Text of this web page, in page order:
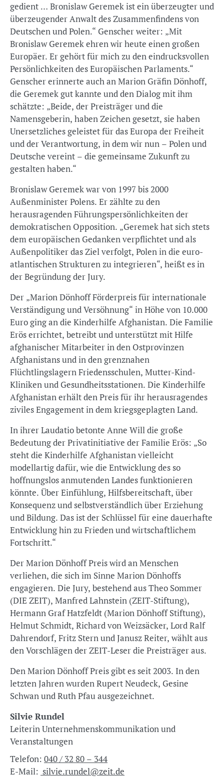
gedient … Bronislaw Geremek ist ein überzeugter und
überzeugender Anwalt des Zusammenfindens von
Deutschen und Polen.“ Genscher weiter: „Mit
Bronislaw Geremek ehren wir heute einen großen
Europäer. Er gehört für mich zu den eindrucksvollen
Persönlichkeiten des Europäischen Parlaments.“
Genscher erinnerte auch an Marion Gräfin Dönhoff,
die Geremek gut kannte und den Dialog mit ihm
schätzte: „Beide, der Preisträger und die
Namensgeberin, haben Zeichen gesetzt, sie haben
Unersetzliches geleistet für das Europa der Freiheit
und der Verantwortung, in dem wir nun – Polen und
Deutsche vereint – die gemeinsame Zukunft zu
gestalten haben.“
Bronislaw Geremek war von 1997 bis 2000
Außenminister Polens. Er zählte zu den
herausragenden Führungspersönlichkeiten der
demokratischen Opposition. „Geremek hat sich stets
dem europäischen Gedanken verpflichtet und als
Außenpolitiker das Ziel verfolgt, Polen in die euro-
atlantischen Strukturen zu integrieren“, heißt es in
der Begründung der Jury.
Der „Marion Dönhoff Förderpreis für internationale
Verständigung und Versöhnung“ in Höhe von 10.000
Euro ging an die Kinderhilfe Afghanistan. Die Familie
Erös errichtet, betreibt und unterstützt mit Hilfe
afghanischer Mitarbeiter in den Ostprovinzen
Afghanistans und in den grenznahen
Flüchtlingslagern Friedensschulen, Mutter-Kind-
Kliniken und Gesundheitsstationen. Die Kinderhilfe
Afghanistan erhält den Preis für ihr herausragendes
ziviles Engagement in dem kriegsgeplagten Land.
In ihrer Laudatio betonte Anne Will die große
Bedeutung der Privatinitiative der Familie Erös: „So
steht die Kinderhilfe Afghanistan vielleicht
modellartig dafür, wie die Entwicklung des so
hoffnungslos anmutenden Landes funktionieren
könnte. Über Einfühlung, Hilfsbereitschaft, über
Konsequenz und selbstverständlich über Erziehung
und Bildung. Das ist der Schlüssel für eine dauerhafte
Entwicklung hin zu Frieden und wirtschaftlichem
Fortschritt.“
Der Marion Dönhoff Preis wird an Menschen
verliehen, die sich im Sinne Marion Dönhoffs
engagieren. Die Jury, bestehend aus Theo Sommer
(DIE ZEIT), Manfred Lahnstein (ZEIT-Stiftung),
Hermann Graf Hatzfeldt (Marion Dönhoff Stiftung),
Helmut Schmidt, Richard von Weizsäcker, Lord Ralf
Dahrendorf, Fritz Stern und Janusz Reiter, wählt aus
den Vorschlägen der ZEIT-Leser die Preisträger aus.
Den Marion Dönhoff Preis gibt es seit 2003. In den
letzten Jahren wurden Rupert Neudeck, Gesine
Schwan und Ruth Pfau ausgezeichnet.
Silvie Rundel
Leiterin Unternehmenskommunikation und
Veranstaltungen
Telefon: 040 / 32 80 – 344
E-Mail: silvie.rundel@zeit.de